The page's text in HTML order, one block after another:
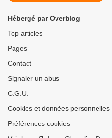
Hébergé par Overblog
Top articles
Pages
Contact
Signaler un abus
C.G.U.
Cookies et données personnelles
Préférences cookies